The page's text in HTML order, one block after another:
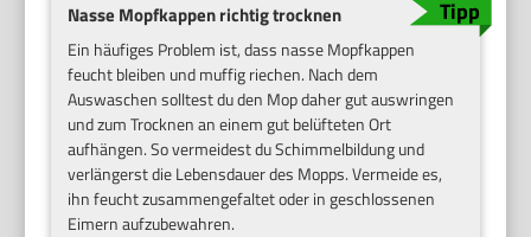
Nasse Mopfkappen richtig trocknen
Ein häufiges Problem ist, dass nasse Mopfkappen
feucht bleiben und muffig riechen. Nach dem
Auswaschen solltest du den Mop daher gut auswringen
und zum Trocknen an einem gut belüfteten Ort
aufhängen. So vermeidest du Schimmelbildung und
verlängerst die Lebensdauer des Mopps. Vermeide es,
ihn feucht zusammengefaltet oder in geschlossenen
Eimern aufzubewahren.